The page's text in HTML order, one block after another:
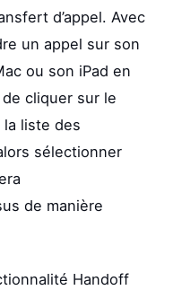
d’appel. Avec
un appel sur son
ou son iPad en
cliquer sur le
la liste des
sélectionner
de manière
Handoff